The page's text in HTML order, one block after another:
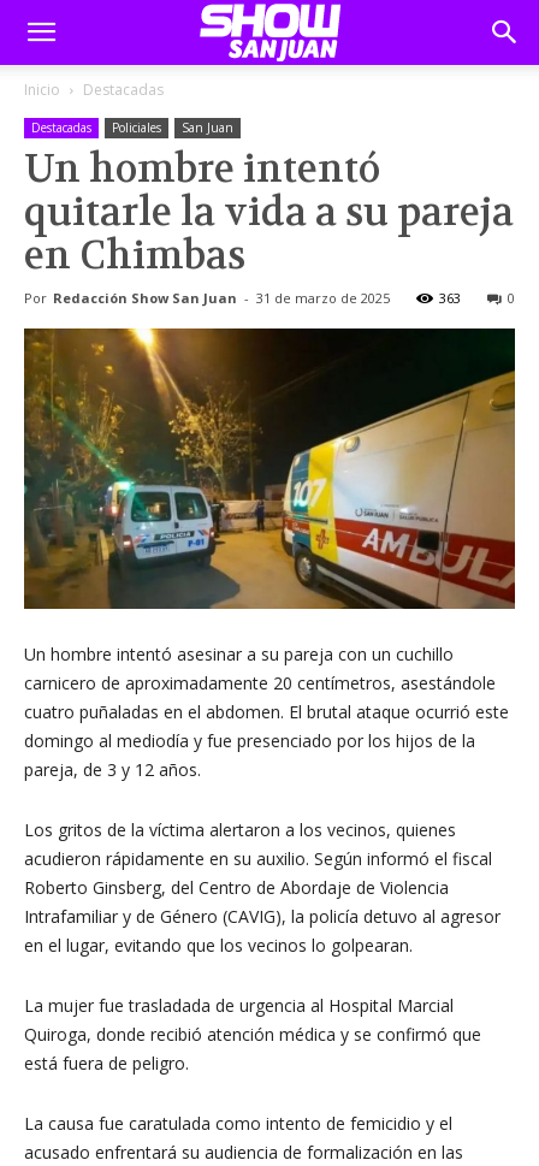
Inicio Destacadas
Destacadas Policiales San Juan
Un hombre intentó
quitarle la vida a su pareja
en Chimbas
Por Redacción Show San Juan - 31 de marzo de 2025 0
363
Un hombre intentó asesinar a su pareja con un cuchillo
carnicero de aproximadamente 20 centímetros, asestándole
cuatro puñaladas en el abdomen. El brutal ataque ocurrió este
domingo al mediodía y fue presenciado por los hijos de la
pareja, de 3 y 12 años.
Los gritos de la víctima alertaron a los vecinos, quienes
acudieron rápidamente en su auxilio. Según informó el fiscal
Roberto Ginsberg, del Centro de Abordaje de Violencia
Intrafamiliar y de Género (CAVIG), la policía detuvo al agresor
en el lugar, evitando que los vecinos lo golpearan.
La mujer fue trasladada de urgencia al Hospital Marcial
Quiroga, donde recibió atención médica y se confirmó que
está fuera de peligro.
La causa fue caratulada como intento de femicidio y el
acusado enfrentará su audiencia de formalización en las